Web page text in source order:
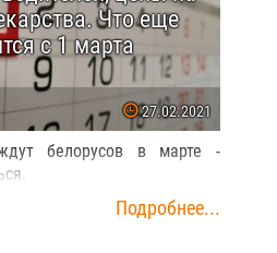
Что еще
с 1 марта
27.02.2021
белорусов в марте -
Подробнее...